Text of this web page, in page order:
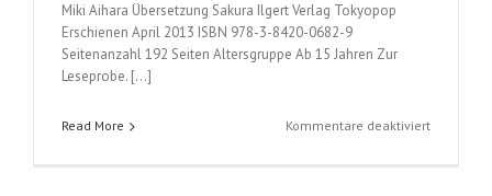
Miki Aihara Übersetzung Sakura Ilgert Verlag Tokyopop
Erschienen April 2013 ISBN 978-3-8420-0682-9
Seitenanzahl 192 Seiten Altersgruppe Ab 15 Jahren Zur
Leseprobe. […]
Read More Kommentare deaktiviertfür